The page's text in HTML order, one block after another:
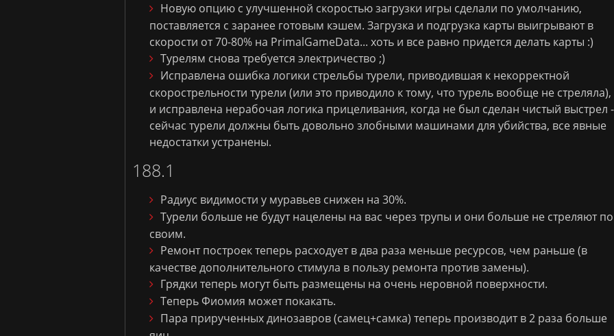
Новую опцию с улучшенной скоростью загрузки игры сделали по умолчанию,
поставляется с заранее готовым кэшем. Загрузка и подгрузка карты выигрывают в
скорости от 70-80% на PrimalGameData... хоть и все равно придется делать карты :)
Турелям снова требуется электричество ;)
Исправлена ошибка логики стрельбы турели, приводившая к некорректной
скорострельности турели (или это приводило к тому, что турель вообще не стреляла),
и исправлена нерабочая логика прицеливания, когда не был сделан чистый выстрел -
сейчас турели должны быть довольно злобными машинами для убийства, все явные
недостатки устранены.
188.1
Радиус видимости у муравьев снижен на 30%.
Турели больше не будут нацелены на вас через трупы и они больше не стреляют по
своим.
Ремонт построек теперь расходует в два раза меньше ресурсов, чем раньше (в
качестве дополнительного стимула в пользу ремонта против замены).
Грядки теперь могут быть размещены на очень неровной поверхности.
Теперь Фиомия может покакать.
Пара прирученных динозавров (самец+самка) теперь производит в 2 раза больше